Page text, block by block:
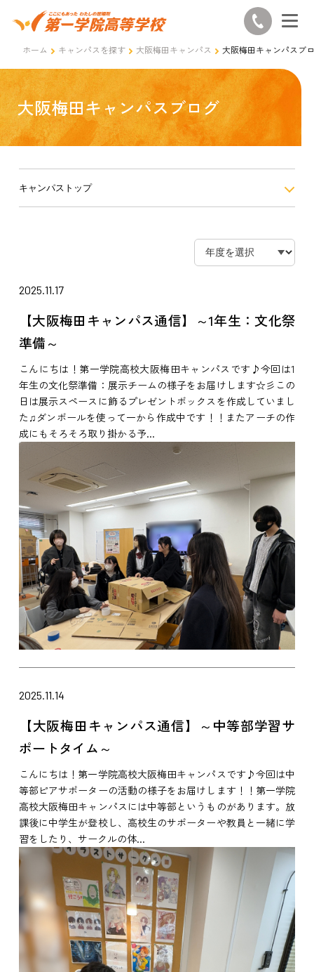
ホーム キャンパスを探す 大阪梅田キャンパス 大阪梅田キャンパスブ
大阪梅田キャンパスブログ
キャンパストップ
2025.11.17
【大阪梅田キャンパス通信】～1年生：文化祭
準備～
こんにちは！第一学院高校大阪梅田キャンパスです♪今回は1
年生の文化祭準備：展示チームの様子をお届けします☆彡この
日は展示スペースに飾るプレゼントボックスを作成していまし
た♫ダンボールを使って一から作成中です！！またアーチの作
成にもそろそろ取り掛かる予...
2025.11.14
【大阪梅田キャンパス通信】～中等部学習サ
ポートタイム～
こんにちは！第一学院高校大阪梅田キャンパスです♪今回は中
等部ピアサポーターの活動の様子をお届けします！！第一学院
高校大阪梅田キャンパスには中等部というものがあります。放
課後に中学生が登校し、高校生のサポーターや教員と一緒に学
習をしたり、サークルの体...